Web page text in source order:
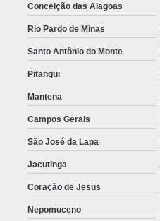
Conceição das Alagoas
Rio Pardo de Minas
Santo Antônio do Monte
Pitangui
Mantena
Campos Gerais
São José da Lapa
Jacutinga
Coração de Jesus
Nepomuceno